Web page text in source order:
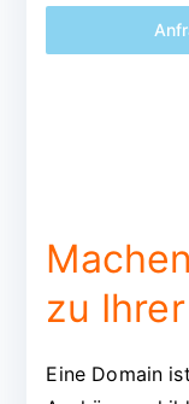
zu
Eine Domain